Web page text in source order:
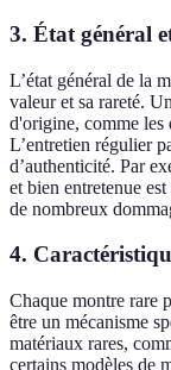
3. État général
L’état général de la
valeur et sa rareté.
d'origine, comme les
L’entretien régulier
d’authenticité. Par
et bien entretenue
de nombreux
4.
Chaque montre rare
être un mécanisme
matériaux rares,
certains modèles de